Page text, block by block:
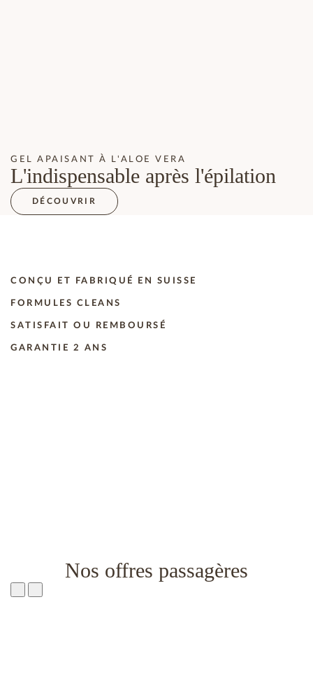
GEL APAISANT À L'ALOE VERA
L'indispensable après l'épilation
DÉCOUVRIR
CONÇU ET FABRIQUÉ EN SUISSE
FORMULES CLEANS
SATISFAIT OU REMBOURSÉ
GARANTIE 2 ANS
Nos offres passagères